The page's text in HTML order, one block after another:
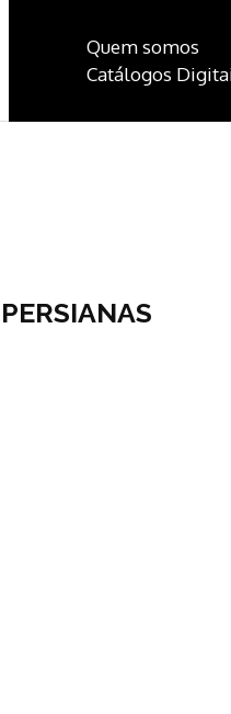
Quem somos
Catálogos